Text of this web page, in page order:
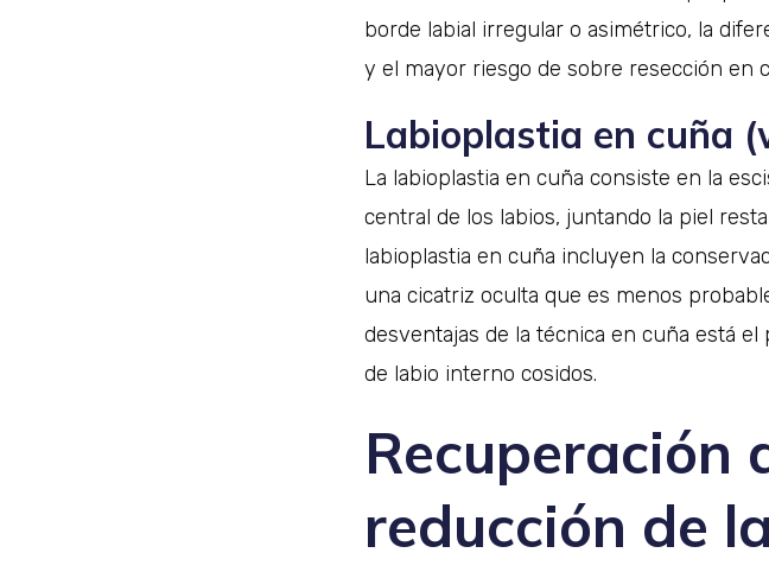
borde labial irregular o asimétrico, la
y el mayor riesgo de sobre resección en
Labioplastia en cuña
La labioplastia en cuña consiste en la
central de los labios, juntando la piel
labioplastia en cuña incluyen la
una cicatriz oculta que es menos
desventajas de la técnica en cuña está
de labio interno cosidos.
Recuperación
reducción de